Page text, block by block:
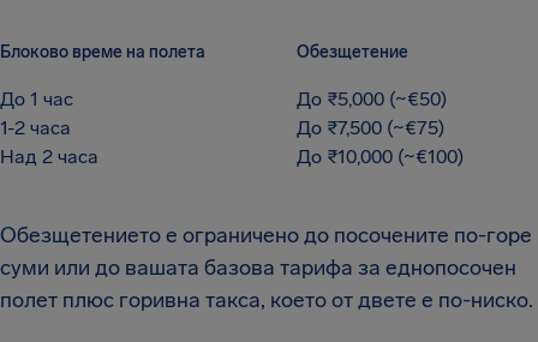
Блоково време на полета Обезщетение
До 1 час
До ₹5,000 (~€50)
1-2 часа
До ₹7,500 (~€75)
Над 2 часа
До ₹10,000 (~€100)
Обезщетението е ограничено до посочените по-горе
суми или до вашата базова тарифа за еднопосочен
полет плюс горивна такса, което от двете е по-ниско.